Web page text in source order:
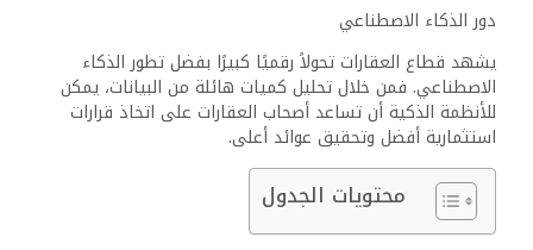
دور الذكاء الاصطناعي
يشهد قطاع العقارات تحولاً رقميًا كبيرًا بفضل تطور الذكاء
الاصطناعي. فمن خلال تحليل كميات هائلة من البيانات، يمكن
للأنظمة الذكية أن تساعد أصحاب العقارات على اتخاذ قرارات
استثمارية أفضل وتحقيق عوائد أعلى.
محتويات الجدول